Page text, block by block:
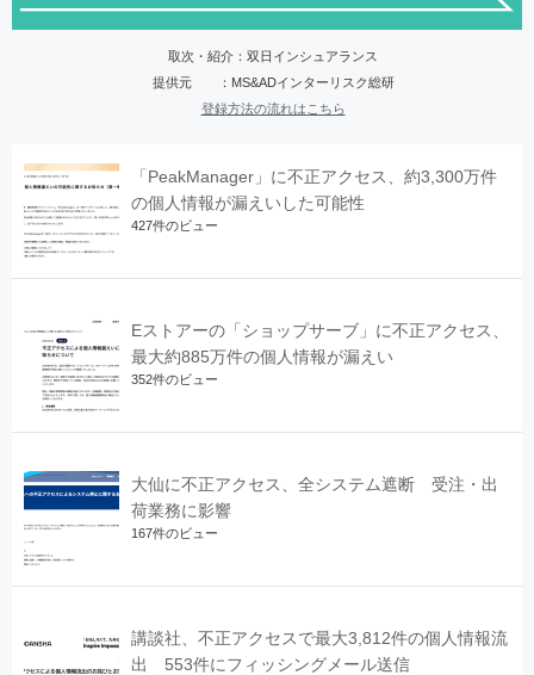
取次・紹介：双日インシュアランス
提供元 ：MS&ADインターリスク総研
登録方法の流れはこちら
「PeakManager」に不正アクセス、約3,300万件
の個人情報が漏えいした可能性
427件のビュー
Eストアーの「ショップサーブ」に不正アクセス、
最大約885万件の個人情報が漏えい
352件のビュー
大仙に不正アクセス、全システム遮断 受注・出
荷業務に影響
167件のビュー
講談社、不正アクセスで最大3,812件の個人情報流
出 553件にフィッシングメール送信